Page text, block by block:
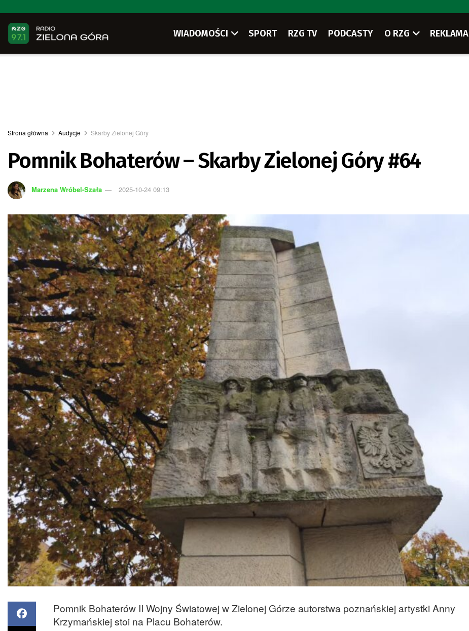
WIADOMOŚCI SPORT RZG TV PODCASTY O RZG REKLAMA
Strona główna Audycje Skarby Zielonej Góry
Pomnik Bohaterów – Skarby Zielonej Góry #64
Marzena Wróbel-Szała 2025-10-24 09:13
Pomnik Bohaterów II Wojny Światowej w Zielonej Górze autorstwa poznańskiej artystki Anny
Krzymańskiej stoi na Placu Bohaterów.